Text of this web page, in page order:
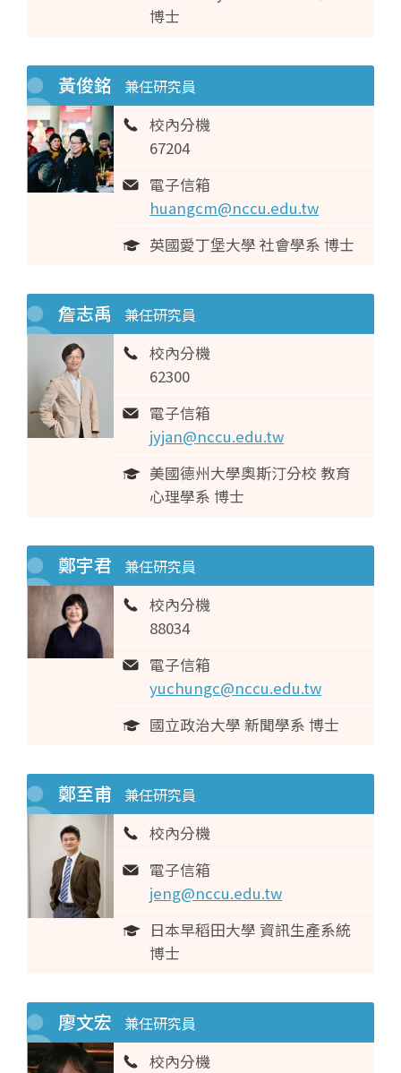
博士
黃俊銘 兼任研究員
校內分機
67204
電子信箱
huangcm@nccu.edu.tw
英國愛丁堡大學 社會學系 博士
詹志禹 兼任研究員
校內分機
62300
電子信箱
jyjan@nccu.edu.tw
美國德州大學奧斯汀分校 教育
心理學系 博士
鄭宇君 兼任研究員
校內分機
88034
電子信箱
yuchungc@nccu.edu.tw
國立政治大學 新聞學系 博士
鄭至甫 兼任研究員
校內分機
電子信箱
jeng@nccu.edu.tw
日本早稻田大學 資訊生產系統
博士
廖文宏 兼任研究員
校內分機